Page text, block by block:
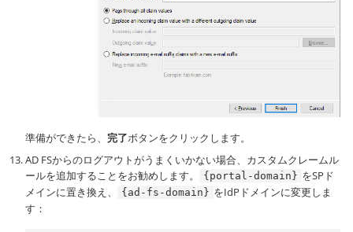
準備ができたら、 完了ボタンをクリックします。
AD FSからのログアウトがうまくいかない場合、カスタムクレームル
ールを追加することをお勧めします。
{portal-domain} をSPド
メインに置き換え、
{ad-fs-domain} をIdPドメインに変更しま
す：